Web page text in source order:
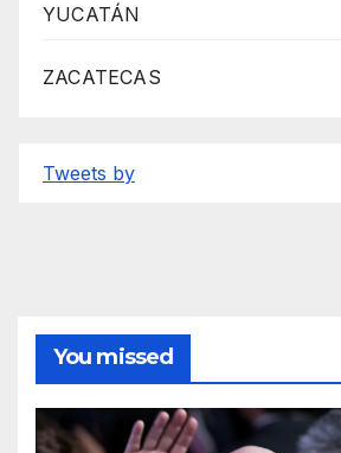
YUCATÁN
ZACATECAS
Tweets by
You missed